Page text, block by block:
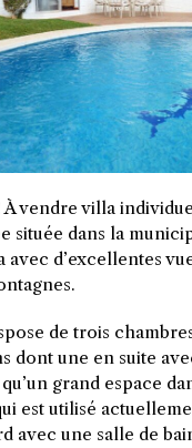
vendre villa
située dans la
avec d’excellentes
de trois
dont une en suite
grand espace
est utilisé
avec une salle de